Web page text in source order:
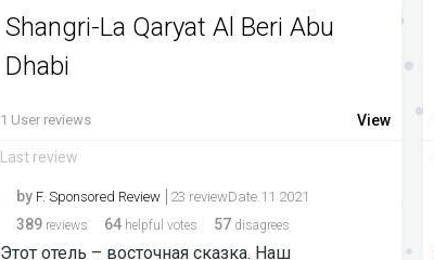
Shangri-La Qaryat Al Beri Abu
Dhabi
1 User reviews View
Last review
by F. Sponsored Review 23 reviewDate.11 2021
389 reviews 64 helpful votes 57 disagrees
Этот отель – восточная сказка. Наш